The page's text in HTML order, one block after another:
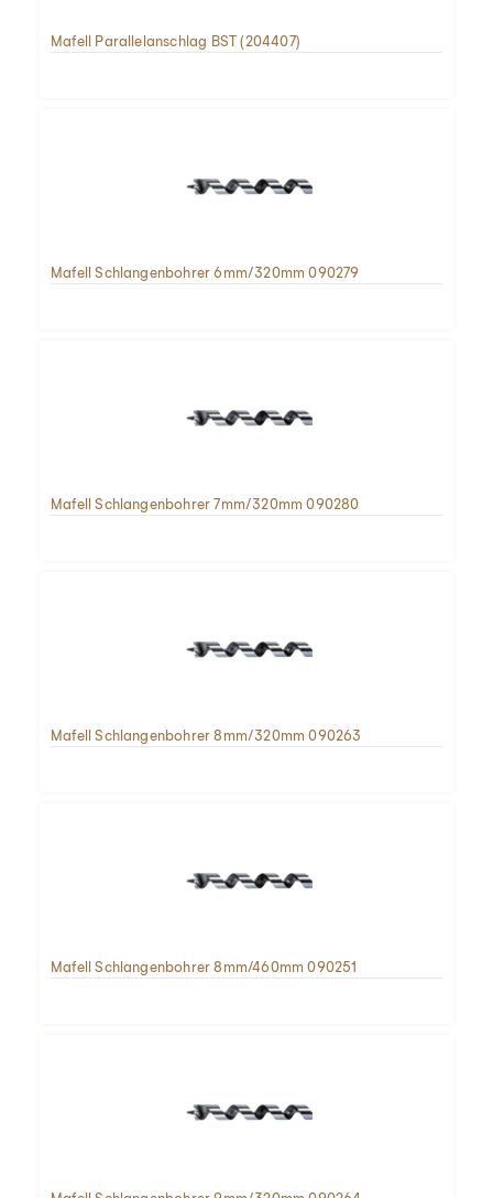
Mafell Parallelanschlag BST (204407)
Mafell Schlangenbohrer 6mm/320mm 090279
Mafell Schlangenbohrer 7mm/320mm 090280
Mafell Schlangenbohrer 8mm/320mm 090263
Mafell Schlangenbohrer 8mm/460mm 090251